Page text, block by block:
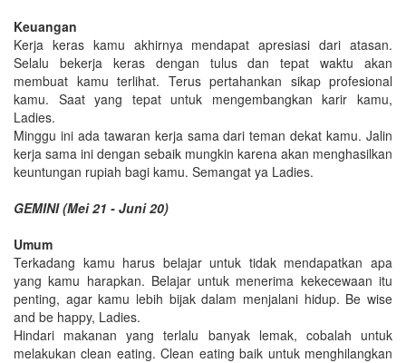
Keuangan
Kerja keras kamu akhirnya mendapat apresiasi dari atasan.
Selalu bekerja keras dengan tulus dan tepat waktu akan
membuat kamu terlihat. Terus pertahankan sikap profesional
kamu. Saat yang tepat untuk mengembangkan karir kamu,
Ladies.
Minggu ini ada tawaran kerja sama dari teman dekat kamu. Jalin
kerja sama ini dengan sebaik mungkin karena akan menghasilkan
keuntungan rupiah bagi kamu. Semangat ya Ladies.
GEMINI (Mei 21 - Juni 20)
Umum
Terkadang kamu harus belajar untuk tidak mendapatkan apa
yang kamu harapkan. Belajar untuk menerima kekecewaan itu
penting, agar kamu lebih bijak dalam menjalani hidup. Be wise
and be happy, Ladies.
Hindari makanan yang terlalu banyak lemak, cobalah untuk
melakukan clean eating. Clean eating baik untuk menghilangkan